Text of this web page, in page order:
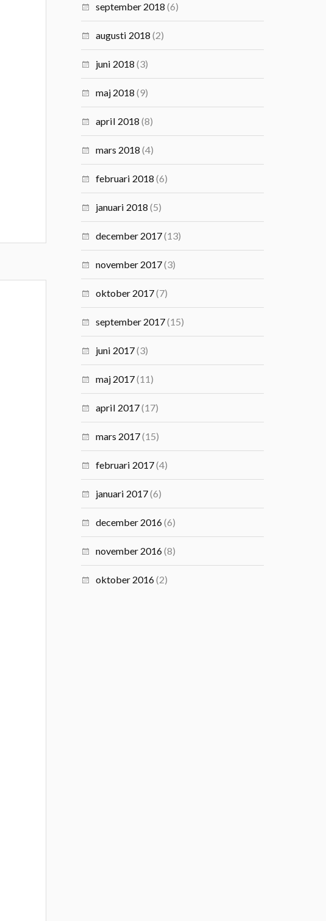
september 2018 (6)
augusti 2018 (2)
juni 2018 (3)
maj 2018 (9)
april 2018 (8)
mars 2018 (4)
februari 2018 (6)
januari 2018 (5)
december 2017(13)
november 2017(3)
oktober 2017(7)
september 2017(15)
juni 2017(3)
maj 2017(11)
april 2017(17)
mars 2017(15)
februari 2017(4)
januari 2017(6)
december 2016(6)
november 2016(8)
oktober 2016(2)